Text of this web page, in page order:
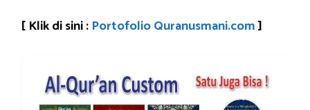
[ Klik di sini : Portofolio Quranusmani.com]